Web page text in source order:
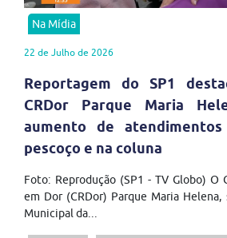
Na Mídia
22 de Julho de 2026
Reportagem do SP1
CRDor Parque Maria
aumento de
pescoço e na coluna
Foto: Reprodução (SP1 - TV Globo) O
em Dor (CRDor) Parque Maria
Municipal da...